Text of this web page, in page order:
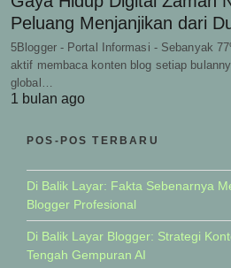
Peluang Menjanjikan dari
5Blogger - Portal Informasi - Sebanyak
aktif membaca konten blog setiap
global…
1 bulan ago
POS-POS TERBARU
Di Balik Layar: Fakta Sebenarnya
Blogger Profesional
Di Balik Layar Blogger: Strategi
Tengah Gempuran AI